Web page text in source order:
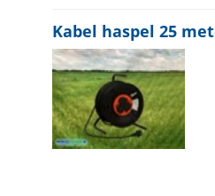
Kabel haspel 25